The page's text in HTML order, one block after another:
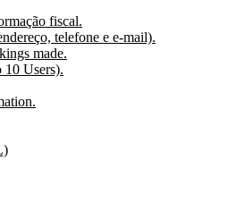
fiscal.
telefone e e-mail).
made.
Users).